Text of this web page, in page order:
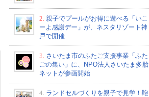
2. 親子でプールがお得に遊べる「いこ
ーよ感謝デー」が、ネスタリゾート神
戸で開催
3. さいたま市のふたご支援事業「ふた
ごの集い」に、NPO法人さいたま多胎
ネットが参画開始
4. ランドセルづくりを親子で見学！鞄